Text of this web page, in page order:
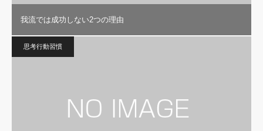
我流では成功しない2つの理由
思考行動習慣